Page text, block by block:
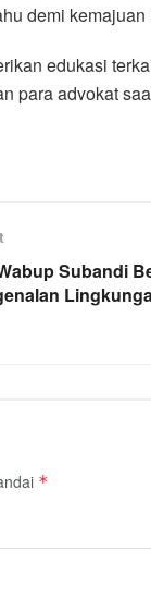
demi kemajuan
edukasi
para advokat
Subandi
*